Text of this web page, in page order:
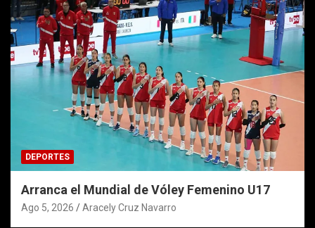
DEPORTES
Arranca el Mundial de Vóley Femenino U17
Ago 5, 2026 Aracely Cruz Navarro